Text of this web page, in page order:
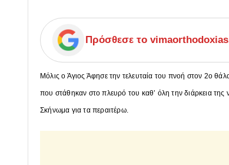
Πρόσθεσε το
Μόλις ο Άγιος Άφησε την τελευταία του πνοή στον 2ο
που στάθηκαν στο πλευρό του καθ’ όλη την διάρκεια της
Σκήνωμα για τα περαιτέρω.